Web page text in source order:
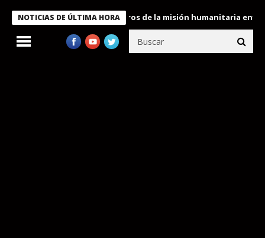
NOTICIAS DE ÚLTIMA HORA
condecora a miembros de la misión humanitaria enviada a